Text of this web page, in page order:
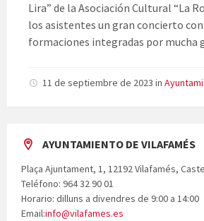
Lira” de la Asociación Cultural “La
los asistentes un gran concierto con
formaciones integradas por mucha
11 de septiembre de 2023 in
AYUNTAMIENTO DE VILAFAMÉS
Plaça Ajuntament, 1, 12192 Vilafamés,
Teléfono: 964 32 90 01
Horario: dilluns a divendres de 9:00 a 14:00
Email:info@vilafames.es